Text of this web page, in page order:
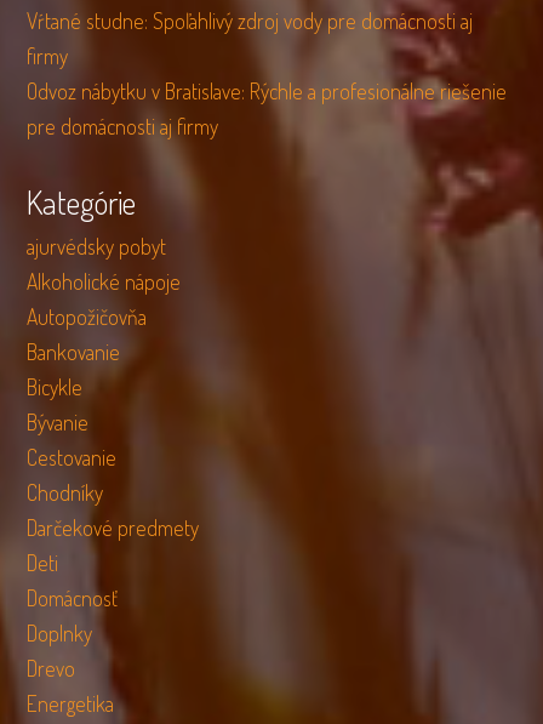
Vŕtané studne: Spoľahlivý zdroj vody pre domácnosti aj
firmy
Odvoz nábytku v Bratislave: Rýchle a profesionálne riešenie
pre domácnosti aj firmy
Kategórie
ajurvédsky pobyt
Alkoholické nápoje
Autopožičovňa
Bankovanie
Bicykle
Bývanie
Cestovanie
Chodníky
Darčekové predmety
Deti
Domácnosť
Doplnky
Drevo
Energetika